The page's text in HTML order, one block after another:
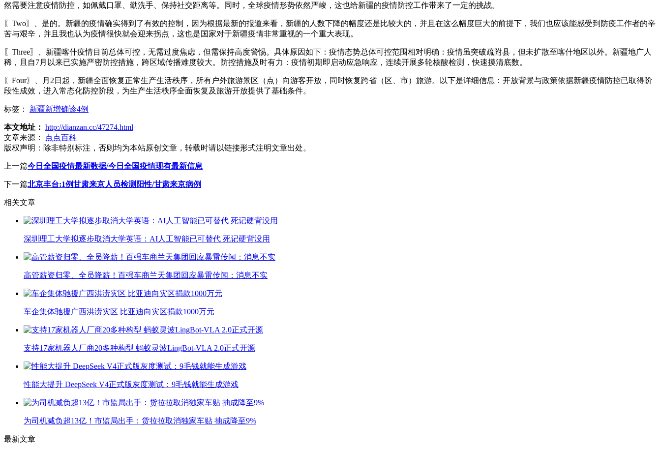
然需要注意疫情防控，如佩戴口罩、勤洗手、保持社交距离等。同时，全球疫情形势依然严峻，这也给新疆的疫情防控工作带来了一定的挑战。
〖Two〗、是的。新疆的疫情确实得到了有效的控制，因为根据最新的报道来看，新疆的人数下降的幅度还是比较大的，并且在这么幅度巨大的前提下，我们也应该能感受到防疫工作者的辛
苦与艰辛，并且我也认为疫情很快就会迎来拐点，这也是国家对于新疆疫情非常重视的一个重大表现。
〖Three〗、新疆喀什疫情目前总体可控，无需过度焦虑，但需保持高度警惕。具体原因如下：疫情态势总体可控范围相对明确：疫情虽突破疏附县，但未扩散至喀什地区以外。新疆地广人
稀，且自7月以来已实施严密防控措施，跨区域传播难度较大。防控措施及时有力：疫情初期即启动应急响应，连续开展多轮核酸检测，快速摸清底数。
〖Four〗、月2日起，新疆全面恢复正常生产生活秩序，所有户外旅游景区（点）向游客开放，同时恢复跨省（区、市）旅游。以下是详细信息：开放背景与政策依据新疆疫情防控已取得阶
段性成效，进入常态化防控阶段，为生产生活秩序全面恢复及旅游开放提供了基础条件。
标签： 新疆新增确诊4例
本文地址： http://dianzan.cc/47274.html
文章来源：
点点百科
版权声明： 除非特别标注，否则均为本站原创文章，转载时请以链接形式注明文章出处。
上一篇今日全国疫情最新数据/今日全国疫情现有最新信息
下一篇北京丰台:1例甘肃来京人员检测阳性/甘肃来京病例
相关文章
深圳理工大学拟逐步取消大学英语：AI人工智能已可替代 死记硬背没用
高管薪资归零、全员降薪！百强车商兰天集团回应暴雷传闻：消息不实
车企集体驰援广西洪涝灾区 比亚迪向灾区捐款1000万元
支持17家机器人厂商20多种构型 蚂蚁灵波LingBot-VLA 2.0正式开源
性能大提升 DeepSeek V4正式版灰度测试：9毛钱就能生成游戏
为司机减负超13亿！市监局出手：货拉拉取消独家车贴 抽成降至9%
最新文章